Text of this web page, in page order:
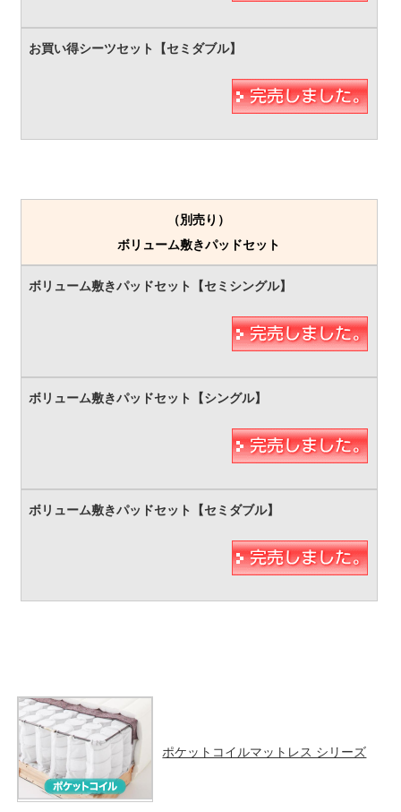
（別売り）
ボリューム敷きパッドセット
ポケットコイルマットレス シリーズ